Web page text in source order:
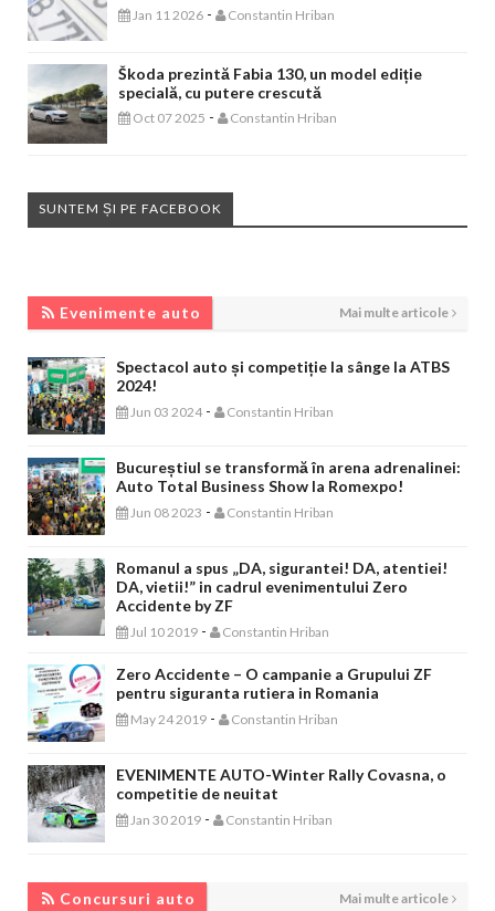
Jan 11 2026 - Constantin Hriban
Škoda prezintă Fabia 130, un model ediție
specială, cu putere crescută
Oct 07 2025 - Constantin Hriban
SUNTEM ȘI PE FACEBOOK
Evenimente auto Mai multe articole
Spectacol auto și competiție la sânge la ATBS
2024!
Jun 03 2024 - Constantin Hriban
Bucureștiul se transformă în arena adrenalinei:
Auto Total Business Show la Romexpo!
Jun 08 2023 - Constantin Hriban
Romanul a spus „DA, sigurantei! DA, atentiei!
DA, vietii!” in cadrul evenimentului Zero
Accidente by ZF
Jul 10 2019 - Constantin Hriban
Zero Accidente – O campanie a Grupului ZF
pentru siguranta rutiera in Romania
May 24 2019 - Constantin Hriban
EVENIMENTE AUTO-Winter Rally Covasna, o
competitie de neuitat
Jan 30 2019 - Constantin Hriban
Concursuri auto Mai multe articole